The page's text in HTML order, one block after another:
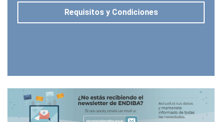
Requisitos y Condiciones